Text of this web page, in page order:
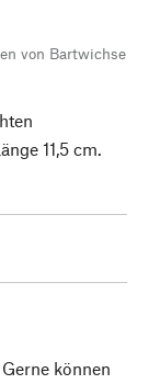
von Bartwichse
11,5 cm.
können